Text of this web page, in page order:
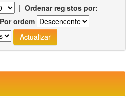
| Ordenar registos por:
Por ordem